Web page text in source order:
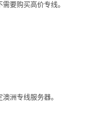
要购买高价专线。
洲专线服务器。